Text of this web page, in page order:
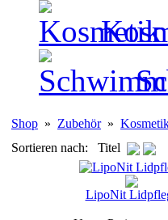
Shop » Zubehör»
Sortieren nach: Titel
LipoNit